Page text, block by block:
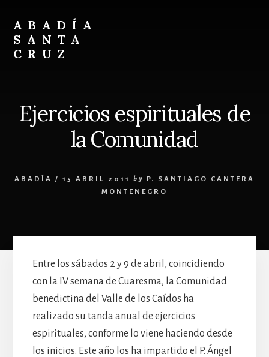
content
footer
ABADÍA
SANTA
CRUZ
Ejercicios espirituales de
la Comunidad
ABADÍA / 15 ABRIL 2011 by
P. SANTIAGO CANTERA
MONTENEGRO
Entre los sábados 2 y 9 de abril, coincidiendo
con la IV semana de Cuaresma, la Comunidad
benedictina del Valle de los Caídos ha
realizado su tanda anual de ejercicios
espirituales, conforme lo viene haciendo desde
los inicios. Este año los ha impartido el P. Ángel